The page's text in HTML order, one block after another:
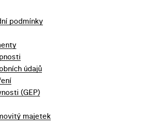
podmínky
údajů
(GEP)
majetek